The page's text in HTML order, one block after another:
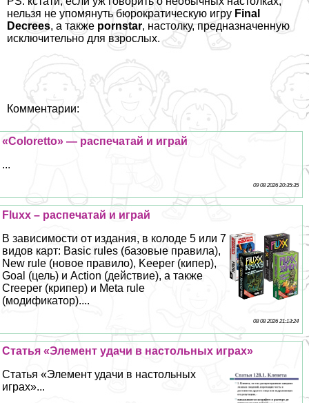
нельзя не упомянуть бюрократическую игру Final
Decrees, а также роrnstar, настолку, предназначенную
исключительно для взрослых.
Комментарии:
«Coloretto» — распечатай и играй
...
09 08 2026 20:35:35
Fluxx – распечатай и играй
В зависимости от издания, в колоде 5 или 7
видов карт: Basic rules (базовые правила),
New rule (новое правило), Keeper (кипер),
Goal (цель) и Action (действие), а также
Creeper (крипер) и Meta rule
(модификатор)....
08 08 2026 21:13:24
Статья «Элемент удачи в настольных играх»
Статья «Элемент удачи в настольных
играх»...